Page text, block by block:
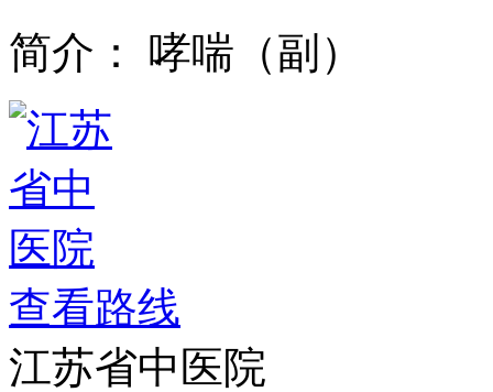
简介：
哮喘（副）
查看路线
江苏省中医院